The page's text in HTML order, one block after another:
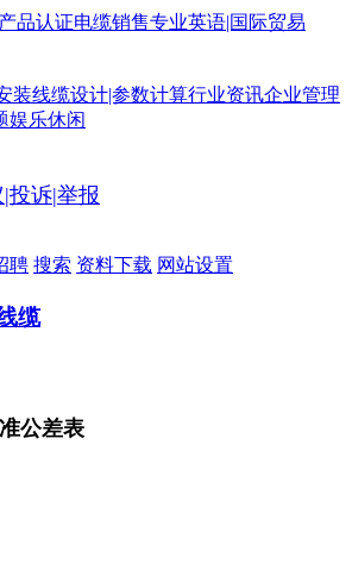
产品认证电缆销售专业英语|国际贸易
装线缆设计|参数计算行业资讯企业管理
娱乐休闲
投诉|举报
聘 搜索 资料下载 网站设置
缆
公差表